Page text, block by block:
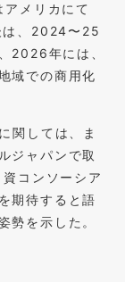
メリカにて
は、2024〜25
2026年には、
域での商用化
関しては、ま
ジャパンで取
コンソーシア
期待すると語
勢を示した。